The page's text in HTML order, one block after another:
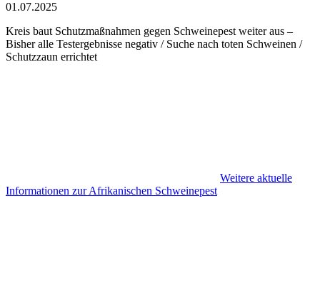
01.07.2025
Kreis baut Schutzmaßnahmen gegen Schweinepest weiter aus –
Bisher alle Testergebnisse negativ / Suche nach toten Schweinen /
Schutzzaun errichtet
Weitere aktuelle
Informationen zur Afrikanischen Schweinepest